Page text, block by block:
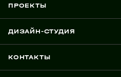
ПРОЕКТЫ
ДИЗАЙН-СТУДИЯ
КОНТАКТЫ